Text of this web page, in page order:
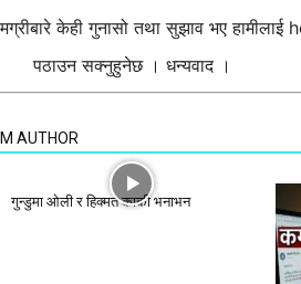
केही गुनासो तथा सुझाव भए हामीलाई
पठाउन सक्नुहुनेछ । धन्यवाद ।
AUTHOR
गुन्डुमा ओली र हिक्मत कार्की भनाभन